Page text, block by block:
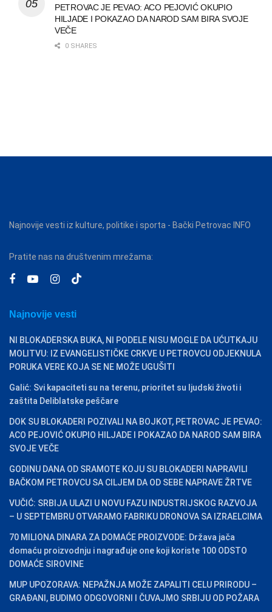
PETROVAC JE PEVAO: ACO PEJOVIĆ OKUPIO
HILJADE I POKAZAO DA NAROD SAM BIRA SVOJE
VEČE
0 SHARES
Najnovije vesti iz kulture, politike i sporta - Bački Petrovac INFO
Pratite nas na društvenim mrežama:
Najnovije vesti
NI BLOKADERSKA BUKA, NI PODELE NISU MOGLE DA UĆUTKAJU
MOLITVU: IZ EVANGELISTIČKE CRKVE U PETROVCU ODJEKNULA
PORUKA VERE KOJA SE NE MOŽE UGUŠITI
Galić: Svi kapaciteti su na terenu, prioritet su ljudski životi i
zaštita Deliblatske peščare
DOK SU BLOKADERI POZIVALI NA BOJKOT, PETROVAC JE PEVAO:
ACO PEJOVIĆ OKUPIO HILJADE I POKAZAO DA NAROD SAM BIRA
SVOJE VEČE
GODINU DANA OD SRAMOTE KOJU SU BLOKADERI NAPRAVILI
BAČKOM PETROVCU SA CILJEM DA OD SEBE NAPRAVE ŽRTVE
VUČIĆ: SRBIJA ULAZI U NOVU FAZU INDUSTRIJSKOG RAZVOJA
– U SEPTEMBRU OTVARAMO FABRIKU DRONOVA SA IZRAELCIMA
70 MILIONA DINARA ZA DOMAĆE PROIZVODE: Država jača
domaću proizvodnju i nagrađuje one koji koriste 100 ODSTO
DOMAĆE SIROVINE
MUP UPOZORAVA: NEPAŽNJA MOŽE ZAPALITI CELU PRIRODU –
GRAĐANI, BUDIMO ODGOVORNI I ČUVAJMO SRBIJU OD POŽARA